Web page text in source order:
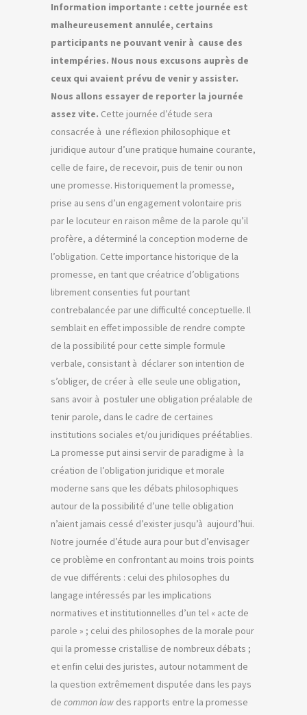
Information importante : cette journée est
malheureusement annulée, certains
participants ne pouvant venir à cause des
intempéries. Nous nous excusons auprès de
ceux qui avaient prévu de venir y assister.
Nous allons essayer de reporter la journée
assez vite. Cette journée d’étude sera
consacrée à une réflexion philosophique et
juridique autour d’une pratique humaine courante,
celle de faire, de recevoir, puis de tenir ou non
une promesse. Historiquement la promesse,
prise au sens d’un engagement volontaire pris
par le locuteur en raison même de la parole qu’il
profère, a déterminé la conception moderne de
l’obligation. Cette importance historique de la
promesse, en tant que créatrice d’obligations
librement consenties fut pourtant
contrebalancée par une difficulté conceptuelle. Il
semblait en effet impossible de rendre compte
de la possibilité pour cette simple formule
verbale, consistant à déclarer son intention de
s’obliger, de créer à elle seule une obligation,
sans avoir à postuler une obligation préalable de
tenir parole, dans le cadre de certaines
institutions sociales et/ou juridiques préétablies.
La promesse put ainsi servir de paradigme à la
création de l’obligation juridique et morale
moderne sans que les débats philosophiques
autour de la possibilité d’une telle obligation
n’aient jamais cessé d’exister jusqu’à aujourd’hui.
Notre journée d’étude aura pour but d’envisager
ce problème en confrontant au moins trois points
de vue différents : celui des philosophes du
langage intéressés par les implications
normatives et institutionnelles d’un tel « acte de
parole » ; celui des philosophes de la morale pour
qui la promesse cristallise de nombreux débats ;
et enfin celui des juristes, autour notamment de
la question extrêmement disputée dans les pays
de common law des rapports entre la promesse